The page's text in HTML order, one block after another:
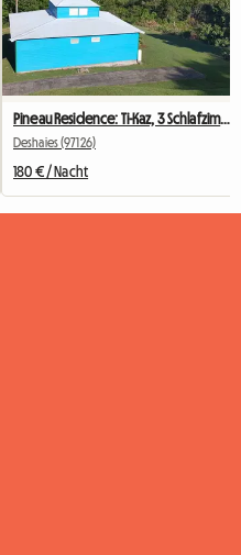
Pineau Residence: Ti-Kaz, 3 Schlafzimmer, Meerblick und Whirlpool
Deshaies (97126)
180 € / Nacht